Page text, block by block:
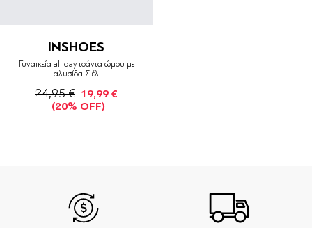
INSHOES
Γυναικεία all day τσάντα ώμου με
αλυσίδα Σιέλ
24,95 € 19,99 €
(20% OFF)